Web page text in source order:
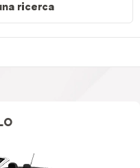
ricerca